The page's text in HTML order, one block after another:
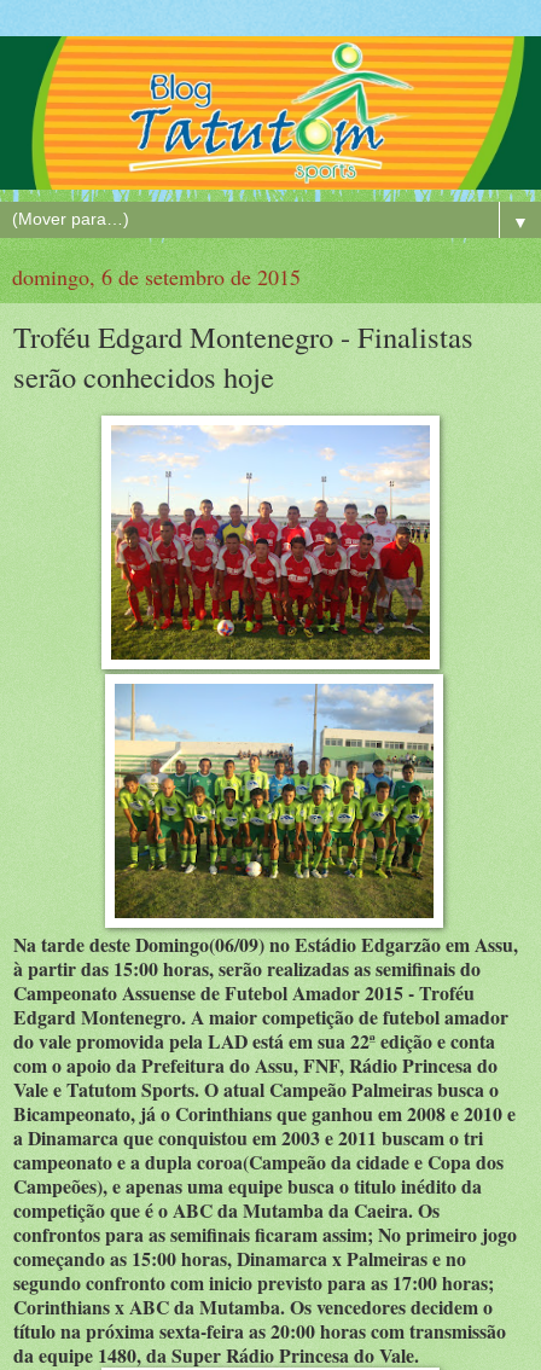
▼
domingo, 6 de setembro de 2015
Troféu Edgard Montenegro - Finalistas
serão conhecidos hoje
Na tarde deste Domingo(06/09) no Estádio Edgarzão em Assu,
à partir das 15:00 horas, serão realizadas as semifinais do
Campeonato Assuense de Futebol Amador 2015 - Troféu
Edgard Montenegro. A maior competição de futebol amador
do vale promovida pela LAD está em sua 22ª edição e conta
com o apoio da Prefeitura do Assu, FNF, Rádio Princesa do
Vale e Tatutom Sports. O atual Campeão Palmeiras busca o
Bicampeonato, já o Corinthians que ganhou em 2008 e 2010 e
a Dinamarca que conquistou em 2003 e 2011 buscam o tri
campeonato e a dupla coroa(Campeão da cidade e Copa dos
Campeões), e apenas uma equipe busca o titulo inédito da
competição que é o ABC da Mutamba da Caeira. Os
confrontos para as semifinais ficaram assim; No primeiro jogo
começando as 15:00 horas, Dinamarca x Palmeiras e no
segundo confronto com inicio previsto para as 17:00 horas;
Corinthians x ABC da Mutamba. Os vencedores decidem o
título na próxima sexta-feira as 20:00 horas com transmissão
da equipe 1480, da Super Rádio Princesa do Vale.